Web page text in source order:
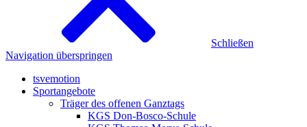
Schließen
Navigation überspringen
tsvemotion
Sportangebote
Träger des offenen Ganztags
KGS Don-Bosco-Schule